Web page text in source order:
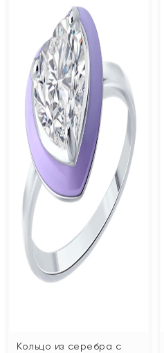
Кольцо из серебра с